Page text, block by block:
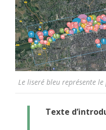
Le liseré bleu représente le
Texte